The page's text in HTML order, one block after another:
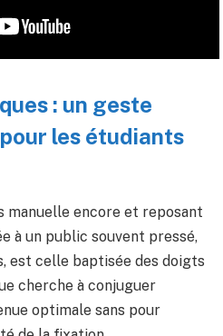
: un geste
les étudiants
manuelle encore et reposant
à un public souvent pressé,
est celle baptisée des doigts
cherche à conjuguer
optimale sans pour